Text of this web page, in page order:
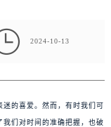
2024-10-13
的喜爱。然而，有时我们可
们对时间的准确把握，也破